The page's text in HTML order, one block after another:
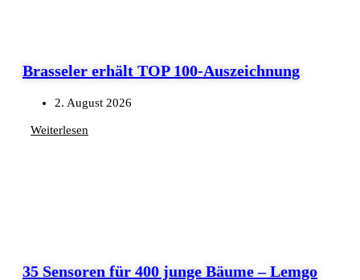
Brasseler erhält TOP 100-Auszeichnung
2. August 2026
Weiterlesen
35 Sensoren für 400 junge Bäume – Lemgo